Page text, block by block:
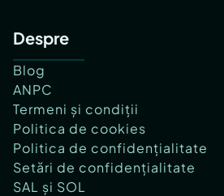
Despre
Blog
ANPC
Termeni și condiții
Politica de cookies
Politica de confidențialitate
Setări de confidențialitate
SAL și SOL